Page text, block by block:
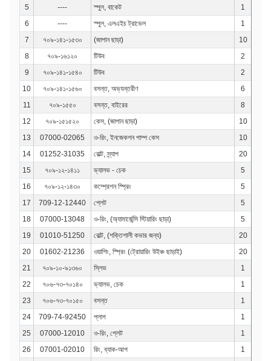
5
---- স্পুল, বাকেট
1
6
---- স্পুল, এলএইচ ট্রাভেল
1
7
৭০৯-১৪১-১৫৩০ (জাপান ছাড়া)
10
8
৭০৯-১৬১২০ টিউব
2
9
৭০৯-১৪১-১৫৪০ টিউব
2
10
৭০৯-১৪১-১৫৬০ বসন্ত, অভ্যন্তরীণ
6
11
৭০৯-১৫৫০ বসন্ত, বাইরের
8
12
৭০৯-১৫১৫২০ কেস, (জাপান ছাড়া)
10
13
07000-02065 ও-রিং, ইনজেকশন পাম্প কেস
10
14
01252-31035 বোল্ট, স্ন্যাপ
20
15
৭০৯-১২-১৪১১ ভ্যালভ - চেক
5
16
৭০৯-১২-১৪৩০ কম্প্রেশন স্প্রিং
5
17
709-12-12440 প্লেট
5
18
07000-13048 ও-রিং, (অ্যামার্জেন্সি স্টিয়ারিং ছাড়া)
5
19
01010-51250 বোল্ট, (শক্তিশালী কভার জন্য)
20
20
01602-21236 ওয়াশিং, স্প্রিং (ট্রোয়ারিং উইঞ্চ ছাড়াই)
20
21
৭০৯-১০-৯১৩৬০ স্লিভ
1
22
৭০৬-৭৩-৭০১৪০ ভ্যালভ, চেক
1
23
৭০৬-৭৩-৭০১৫০ বসন্ত
1
24
709-74-92450 প্লাগ
1
25
07000-12010 ও-রিং, প্লেট
1
26
07001-02010 রিং, ব্যাক-আপ
1